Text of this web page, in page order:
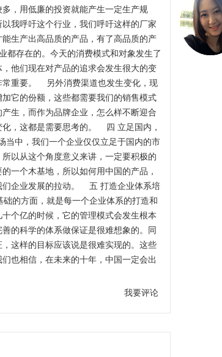
，用低廉的投资就能产生一定生产规
我呼吁这个行业，我们呼吁这样的厂家
生产出高品质的产品，有了高品质的产
存在的。今天的消费模式和对象发生了
他们现在对产品的追求会发生很大的变
常重要。 另外消费渠道也发生变化，现
它的份额，这些都需要我们的销售模式
生，而作为品牌企业，怎么样不断迎合
，这都是需要思考的。 四 立足国内，
中，我们一个企业仅仅立足于国内的市
以从这个角度意义来讲，一定要积极的
一个木基地，所以如何用中国的产品，
们企业发展的拉动。 五 打造企业体系培
的方面，就是每一个企业体系的打造和
个亿的时候，它的管理模式会发生根本
的科学的体系做保证是很难想象的。同
这样的目标应该说是很难实现的。这些
也相信，在未来的十年，中国一定会出
我要评论